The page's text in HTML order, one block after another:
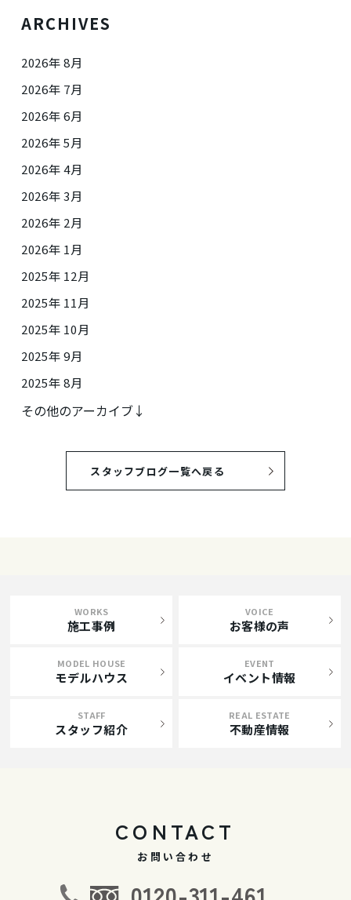
ARCHIVES
2026年 8月
2026年 7月
2026年 6月
2026年 5月
2026年 4月
2026年 3月
2026年 2月
2026年 1月
2025年 12月
2025年 11月
2025年 10月
2025年 9月
2025年 8月
その他のアーカイブ↓
スタッフブログ一覧へ戻る
WORKS
施工事例
VOICE
お客様の声
MODEL HOUSE
モデルハウス
EVENT
イベント情報
STAFF
スタッフ紹介
REAL ESTATE
不動産情報
CONTACT
お問い合わせ